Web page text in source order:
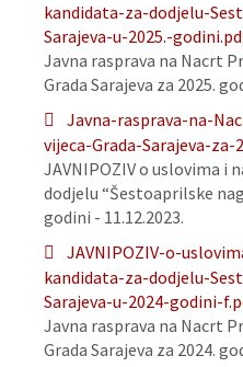
kandidata-za-dodjelu-
Sarajeva-u-2025.-
Javna rasprava na Nacrt
Grada Sarajeva za 2025.
Javna-rasprava-na-
vijeca-Grada-Sarajeva-za-
JAVNIPOZIV o uslovima i
dodjelu “Šestoaprilske
godini - 11.12.2023.
JAVNIPOZIV-o-
kandidata-za-dodjelu-
Sarajeva-u-2024-godini-
Javna rasprava na Nacrt
Grada Sarajeva za 2024.